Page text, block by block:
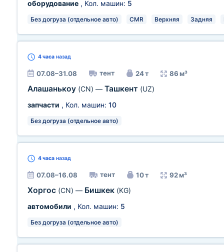
оборудование , Кол. машин: 5
Без догруза (отдельное авто) CMR Верхняя Задняя
4 часа назад
07.08–31.08 тент 24 т 86 м³
Алашанькоу (CN) — Ташкент (UZ)
запчасти , Кол. машин: 10
Без догруза (отдельное авто)
4 часа назад
07.08–16.08 тент 10 т 92 м³
Хоргос (CN) — Бишкек (KG)
автомобили , Кол. машин: 5
Без догруза (отдельное авто)